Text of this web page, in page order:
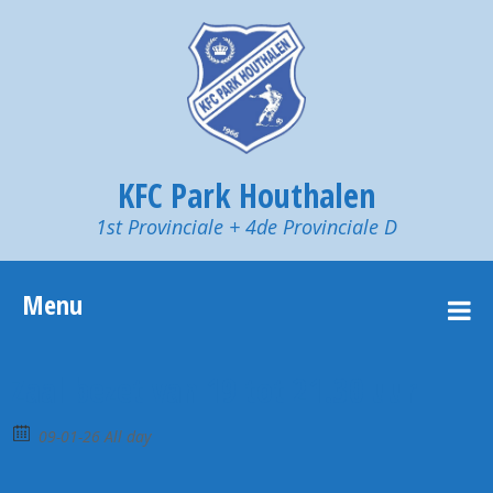
KFC Park Houthalen
1st Provinciale + 4de Provinciale D
Menu
09-01-26 All day